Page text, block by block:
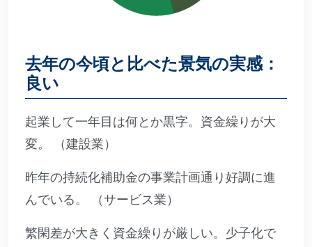
去年の今頃と比べた景気の実感：
良い
起業して一年目は何とか黒字。資金繰りが大
変。 （建設業）
昨年の持続化補助金の事業計画通り好調に進
んでいる。 （サービス業）
繁閑差が大きく資金繰りが厳しい。少子化で